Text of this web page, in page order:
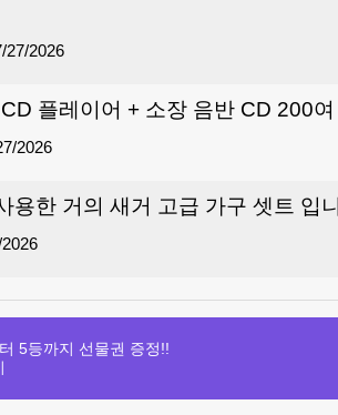
27/2026
플레이어 + 소장 음반 CD 200
2026
용한 거의 새거 고급 가구 셋트 입
5등까지 선물권 증정!!